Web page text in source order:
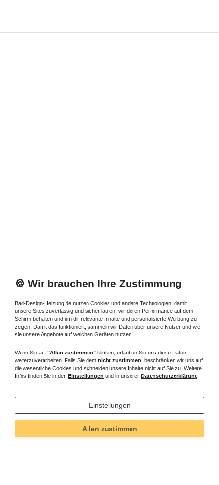
Technisches
Wert
Art.-ID 5203
🍪 Wir brauchen Ihre Zustimmung
Bad-Design-Heizung.de nutzen Cookies und andere Technologien, damit
unsere Sites zuverlässig und sicher laufen, wir deren Performance auf dem
Schirm behalten und um dir relevante Inhalte und personalisierte Werbung zu
zeigen. Damit das funktioniert, sammeln wir Daten über unsere Nutzer und wie
sie unsere Angebote auf welchen Geräten nutzen.
Wenn Sie auf "Allen zustimmen" klicken, erlauben Sie uns diese Daten
weiterzuverarbeiten. Falls Sie dem nicht zustimmen , beschränken wir uns auf
die wesentliche Cookies und schneiden unsere Inhalte nicht auf Sie zu. Weitere
Infos finden Sie in den Einstellungen und in unserer Datenschutzerklärung
Einstellungen
Allen zustimmen